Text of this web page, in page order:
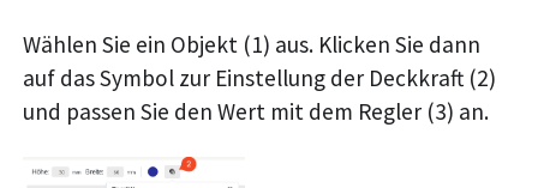
Wählen Sie ein Objekt (1) aus. Klicken Sie dann
auf das Symbol zur Einstellung der Deckkraft (2)
und passen Sie den Wert mit dem Regler (3) an.